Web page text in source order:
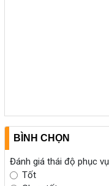
BÌNH CHỌN
Đánh giá thái độ phục
Tốt